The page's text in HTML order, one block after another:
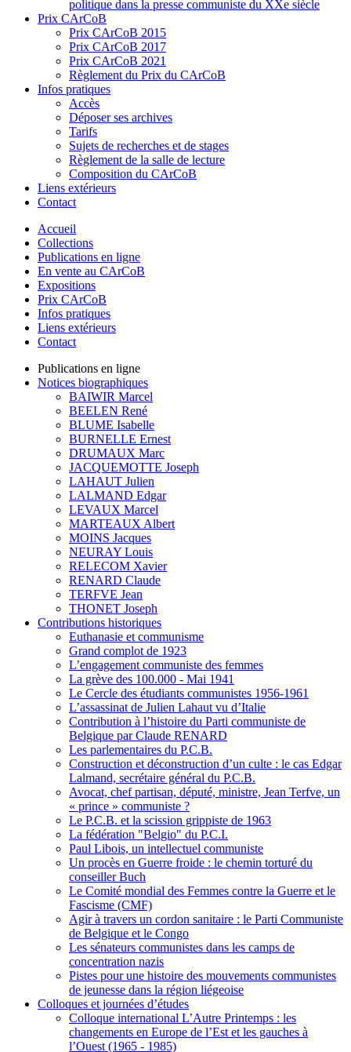
politique dans la presse communiste du XXe siècle
Prix CArCoB
Prix CArCoB 2015
Prix CArCoB 2017
Prix CArCoB 2021
Règlement du Prix du CArCoB
Infos pratiques
Accès
Déposer ses archives
Tarifs
Sujets de recherches et de stages
Règlement de la salle de lecture
Composition du CArCoB
Liens extérieurs
Contact
Accueil
Collections
Publications en ligne
En vente au CArCoB
Expositions
Prix CArCoB
Infos pratiques
Liens extérieurs
Contact
Publications en ligne
Notices biographiques
BAIWIR Marcel
BEELEN René
BLUME Isabelle
BURNELLE Ernest
DRUMAUX Marc
JACQUEMOTTE Joseph
LAHAUT Julien
LALMAND Edgar
LEVAUX Marcel
MARTEAUX Albert
MOINS Jacques
NEURAY Louis
RELECOM Xavier
RENARD Claude
TERFVE Jean
THONET Joseph
Contributions historiques
Euthanasie et communisme
Grand complot de 1923
L’engagement communiste des femmes
La grève des 100.000 - Mai 1941
Le Cercle des étudiants communistes 1956-1961
L’assassinat de Julien Lahaut vu d’Italie
Contribution à l’histoire du Parti communiste de
Belgique par Claude RENARD
Les parlementaires du P.C.B.
Construction et déconstruction d’un culte : le cas Edgar
Lalmand, secrétaire général du P.C.B.
Avocat, chef partisan, député, ministre, Jean Terfve, un
« prince » communiste ?
Le P.C.B. et la scission grippiste de 1963
La fédération "Belgio" du P.C.I.
Paul Libois, un intellectuel communiste
Un procès en Guerre froide : le chemin torturé du
conseiller Buch
Le Comité mondial des Femmes contre la Guerre et le
Fascisme (CMF)
Agir à travers un cordon sanitaire : le Parti Communiste
de Belgique et le Congo
Les sénateurs communistes dans les camps de
concentration nazis
Pistes pour une histoire des mouvements communistes
de jeunesse dans la région liégeoise
Colloques et journées d’études
Colloque international L’Autre Printemps : les
changements en Europe de l’Est et les gauches à
l’Ouest (1965 - 1985)